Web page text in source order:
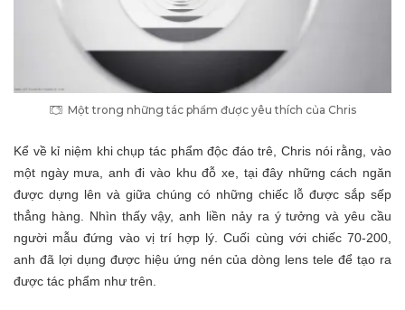
Một trong những tác phẩm được yêu thích của Chris
Kể về kỉ niệm khi chụp tác phẩm độc đáo trê, Chris nói rằng, vào
một ngày mưa, anh đi vào khu đỗ xe, tại đây những cách ngăn
được dựng lên và giữa chúng có những chiếc lỗ được sắp sếp
thẳng hàng. Nhìn thấy vậy, anh liền nảy ra ý tưởng và yêu cầu
người mẫu đứng vào vị trí hợp lý. Cuối cùng với chiếc 70-200,
anh đã lợi dụng được hiệu ứng nén của dòng lens tele để tạo ra
được tác phẩm như trên.